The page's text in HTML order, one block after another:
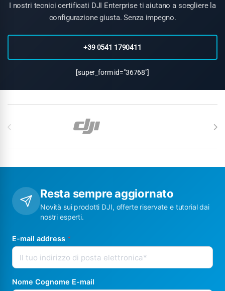
I nostri tecnici certificati DJI Enterprise ti aiutano a scegliere la
configurazione giusta. Senza impegno.
+39 0541 1790411
[super_form id="36768"]
Resta sempre aggiornato
Novità sui prodotti DJI, offerte riservate e tutorial dai
nostri esperti.
E-mail address *
Nome Cognome E-mail